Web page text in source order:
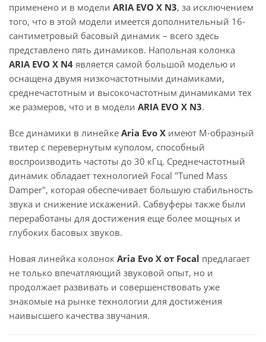
применено и в модели ARIA EVO X N3, за исключением
того, что в этой модели имеется дополнительный 16-
сантиметровый басовый динамик – всего здесь
представлено пять динамиков. Напольная колонка
ARIA EVO X N4 является самой большой моделью и
оснащена двумя низкочастотными динамиками,
среднечастотным и высокочастотным динамиками тех
же размеров, что и в модели ARIA EVO X N3.
Все динамики в линейке Aria Evo X имеют М-образный
твитер с перевернутым куполом, способный
воспроизводить частоты до 30 кГц. Среднечастотный
динамик обладает технологией Focal "Tuned Mass
Damper", которая обеспечивает большую стабильность
звука и снижение искажений. Сабвуферы также были
переработаны для достижения еще более мощных и
глубоких басовых звуков.
Новая линейка колонок Aria Evo X от Focal предлагает
не только впечатляющий звуковой опыт, но и
продолжает развивать и совершенствовать уже
знакомые на рынке технологии для достижения
наивысшего качества звучания.